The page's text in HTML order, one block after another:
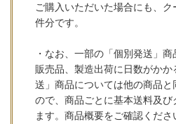
ご購入いただいた場合にも、
件分です。
・なお、一部の「個別発送」
販売品、製造出荷に日数がか
送」商品については他の商品
ので、商品ごとに基本送料及
ます。商品概要をご確認くださ